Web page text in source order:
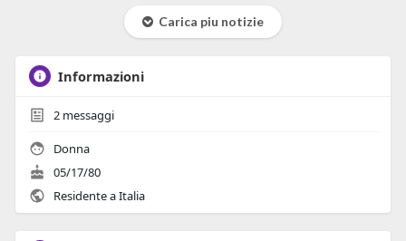
Carica piu notizie
Informazioni
2messaggi
Donna
05/17/80
Residente a Italia